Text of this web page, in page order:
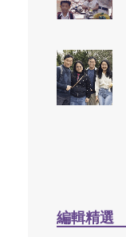
編輯精選